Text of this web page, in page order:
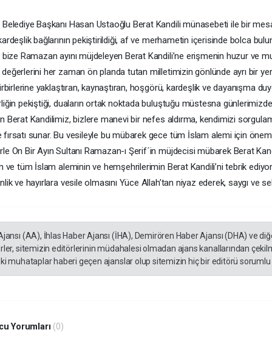
Başkanı Hasan Ustaoğlu Berat Kandili münasebeti ile bir
bağlarının pekiştirildiği, af ve merhametin içerisinde bolca
bize Ramazan ayını müjdeleyen Berat Kandili’ne erişmenin huzur ve
her zaman ön planda tutan milletimizin gönlünde ayrı bir
yaklaştıran, kaynaştıran, hoşgörü, kardeşlik ve dayanışma
pekiştiği, duaların ortak noktada buluştuğu müstesna
Berat Kandilimiz, bizlere manevi bir nefes aldırma, kendimizi
sunar. Bu vesileyle bu mübarek gece tüm İslam alemi için
On Bir Ayın Sultanı Ramazan-ı Şerif´in müjdecisi mübarek Berat
ve tüm İslam aleminin ve hemşehrilerimin Berat Kandili’ni tebrik
ve hayırlara vesile olmasını Yüce Allah’tan niyaz ederek, saygı ve
(AA), İhlas Haber Ajansı (İHA), Demirören Haber Ajansı (DHA) ve
sitemizin editörlerinin müdahalesi olmadan ajans kanallarından
muhataplar haberi geçen ajanslar olup sitemizin hiç bir editörü sorumlu
Yorumları (0)